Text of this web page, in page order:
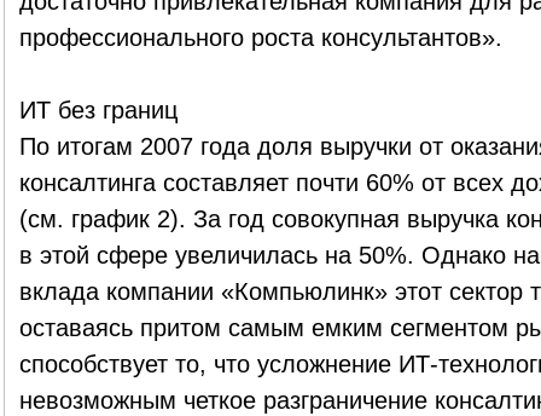
профессионального роста консультантов».
ИТ без границ
По итогам 2007 года доля выручки от
консалтинга составляет почти 60% от всех
(см. график 2). За год совокупная выручка
в этой сфере увеличилась на 50%. Однако
вклада компании «Компьюлинк» этот сектор
оставаясь притом самым емким сегментом
способствует то, что усложнение ИТ-
невозможным четкое разграничение